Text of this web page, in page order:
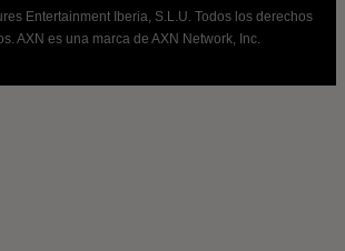
Entertainment Iberia, S.L.U. Todos los derechos
AXN es una marca de AXN Network, Inc.